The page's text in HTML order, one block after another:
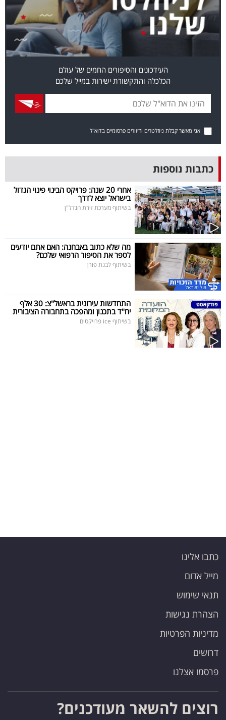
אדום
אחרינו:
העידכונים והסיפורים החמים של עולם
הכלכלה והתקשורת ישירות במייל שלכם
אני מאשר קבלת ניוזלטרים ודיוורים פרסומיים בדוא"ל
כתבות נוספות
אחרי 20 שנה: פרויקט הבינוי פינוי הגדול
בישראל יוצא לדרך
בשיתוף מערכת זירת הנדל"ן
מה שלא כתוב באבחנה: האם אתם יודעים
לספר את הסיפור הרפואי שלכם?
בשיתוף לבנת פורן
התחדשות עירונית בראשל"צ: 30 אלף
יח"ד בתכנון ומהפכה בתחבורה הציבורית
בשיתוף ice פרויקטים
כתבו אלינו
מייל אדום
תנאי שימוש
הצהרת נגישות
מדיניות הפרטיות
דרושים
פרסמו אצלנו
רוצים להשאר מעודכנים?